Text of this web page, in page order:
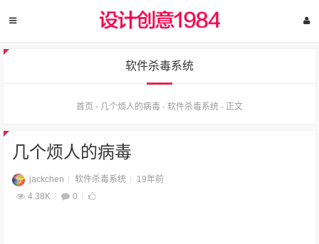
软件杀毒系统
首页 - 几个烦人的病毒 - 软件杀毒系统 - 正文
几个烦人的病毒
jackchen 软件杀毒系统
19年前
4.38K
0